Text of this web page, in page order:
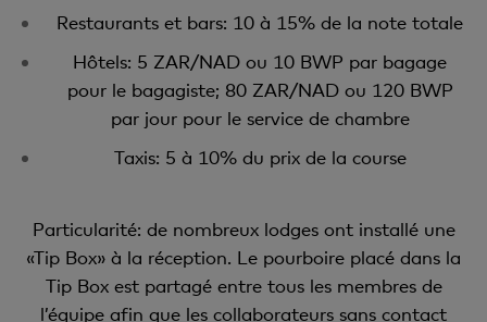
Restaurants et bars: 10 à 15% de la note totale
Hôtels: 5 ZAR/NAD ou 10 BWP par bagage
pour le bagagiste; 80 ZAR/NAD ou 120 BWP
par jour pour le service de chambre
Taxis: 5 à 10% du prix de la course
Particularité: de nombreux lodges ont installé une
«Tip Box» à la réception. Le pourboire placé dans la
Tip Box est partagé entre tous les membres de
l’équipe afin que les collaborateurs sans contact